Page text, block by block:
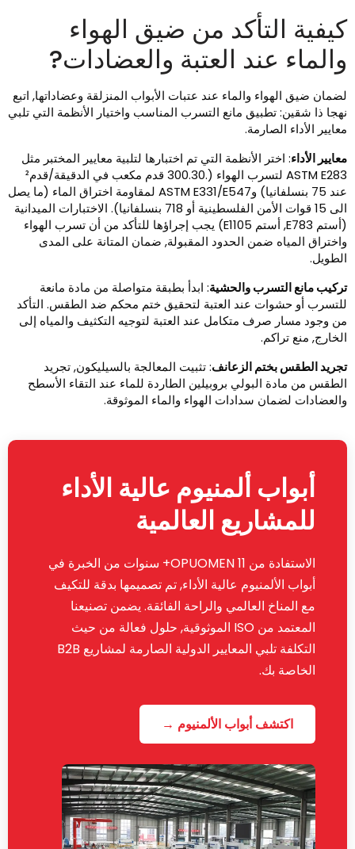
التأكد من ضيق الهواء
عند العتبة والعضادات?
ضيق الهواء والماء عند عتبات الأبواب المنزلقة وعضاداتها, اتبع
ذا شقين: تطبيق مانع التسرب المناسب واختيار الأنظمة التي تلبي
الأداء الصارمة.
الأداء: اختر الأنظمة التي تم اختبارها لتلبية معايير المختبر مثل
ASTM E283 لتسرب الهواء (.300.30 قدم مكعب في الدقيقة/قدم²
عند 75 بنسلفانيا) وASTM E331/E547 لمقاومة اختراق الماء (ما يصل
الى 15 قوات الأمن الفلسطينية أو 718 بنسلفانيا). الاختبارات الميدانية
(أستم E783, أستم E1105) يجب إجراؤها للتأكد من أن تسرب الهواء
المياه ضمن الحدود المقبولة, ضمان المتانة على المدى
مانع التسرب والحشية: ابدأ بطبقة متواصلة من مادة مانعة
أو حشوات عند العتبة لتحقيق ختم محكم ضد الطقس. التأكد
وجود مسار صرف متكامل عند العتبة لتوجيه التكثيف والمياه إلى
منع تراكم.
الطقس بختم الزعانف: تثبيت المعالجة بالسيليكون, تجريد
من مادة البولي بروبيلين الطاردة للماء عند التقاء الأسطح
لضمان سدادات الهواء والماء الموثوقة.
أبواب ألمنيوم عالية الأداء
للمشاريع العالمية
الاستفادة من OPUOMEN 11+ سنوات من الخبرة في
أبواب الألمنيوم عالية الأداء, تم تصميمها بدقة للتكيف
مع المناخ العالمي والراحة الفائقة. يضمن تصنيعنا
المعتمد من ISO الموثوقية, حلول فعالة من حيث
التكلفة تلبي المعايير الدولية الصارمة لمشاريع B2B
الخاصة بك.
اكتشف أبواب الألمنيوم →